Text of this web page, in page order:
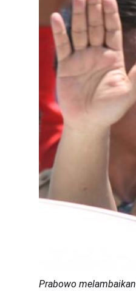
Prabowo